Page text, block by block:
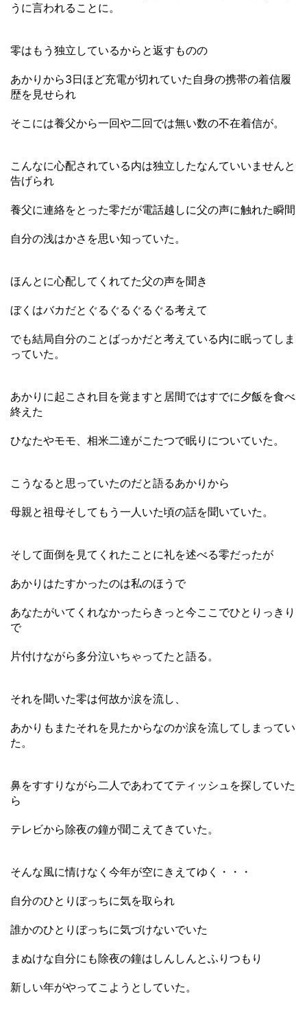
うに言われることに。
零はもう独立しているからと返すものの
あかりから3日ほど充電が切れていた自身の携帯の着信履
歴を見せられ
そこには養父から一回や二回では無い数の不在着信が。
こんなに心配されている内は独立したなんていいませんと
告げられ
養父に連絡をとった零だが電話越しに父の声に触れた瞬間
自分の浅はかさを思い知っていた。
ほんとに心配してくれてた父の声を聞き
ぼくはバカだとぐるぐるぐるぐる考えて
でも結局自分のことばっかだと考えている内に眠ってしま
っていた。
あかりに起こされ目を覚ますと居間ではすでに夕飯を食べ
終えた
ひなたやモモ、相米二達がこたつで眠りについていた。
こうなると思っていたのだと語るあかりから
母親と祖母そしてもう一人いた頃の話を聞いていた。
そして面倒を見てくれたことに礼を述べる零だったが
あかりはたすかったのは私のほうで
あなたがいてくれなかったらきっと今ここでひとりっきり
で
片付けながら多分泣いちゃってたと語る。
それを聞いた零は何故か涙を流し、
あかりもまたそれを見たからなのか涙を流してしまってい
た。
鼻をすすりながら二人であわててティッシュを探していた
ら
テレビから除夜の鐘が聞こえてきていた。
そんな風に情けなく今年が空にきえてゆく・・・
自分のひとりぼっちに気を取られ
誰かのひとりぼっちに気づけないでいた
まぬけな自分にも除夜の鐘はしんしんとふりつもり
新しい年がやってこようとしていた。